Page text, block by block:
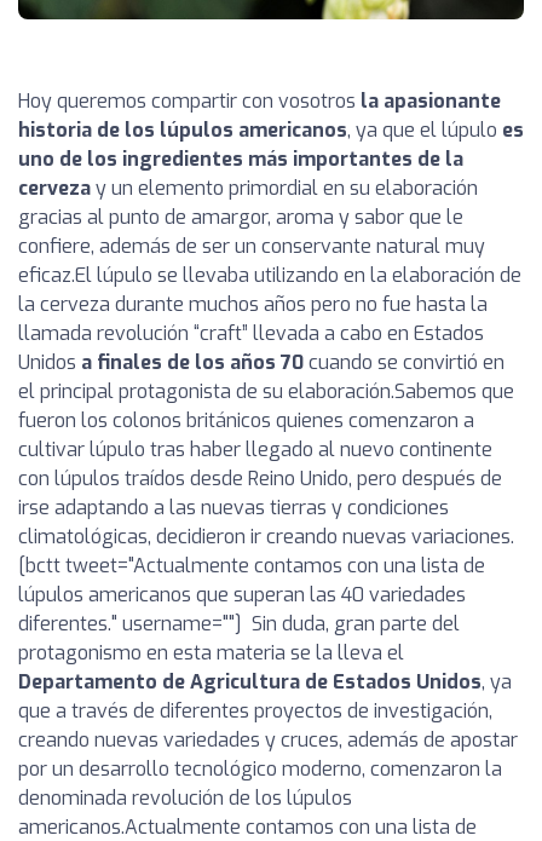
Hoy queremos compartir con vosotros la apasionante
historia de los lúpulos americanos, ya que el lúpulo es
uno de los ingredientes más importantes de la
cervezay un elemento primordial en su elaboración
gracias al punto de amargor, aroma y sabor que le
confiere, además de ser un conservante natural muy
eficaz.El lúpulo se llevaba utilizando en la elaboración de
la cerveza durante muchos años pero no fue hasta la
llamada revolución “craft” llevada a cabo en Estados
Unidos a finales de los años 70cuando se convirtió en
el principal protagonista de su elaboración.Sabemos que
fueron los colonos británicos quienes comenzaron a
cultivar lúpulo tras haber llegado al nuevo continente
con lúpulos traídos desde Reino Unido, pero después de
irse adaptando a las nuevas tierras y condiciones
climatológicas, decidieron ir creando nuevas variaciones.
[bctt tweet="Actualmente contamos con una lista de
lúpulos americanos que superan las 40 variedades
diferentes." username=""] Sin duda, gran parte del
protagonismo en esta materia se la lleva el
Departamento de Agricultura de Estados Unidos, ya
que a través de diferentes proyectos de investigación,
creando nuevas variedades y cruces, además de apostar
por un desarrollo tecnológico moderno, comenzaron la
denominada revolución de los lúpulos
americanos.Actualmente contamos con una lista de